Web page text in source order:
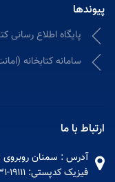
پیوندها
پایگاه اطلاع رسانی
سامانه کتابخانه
ارتباط با ما
آدرس : سمنان
فیزیک کدپستی: 19111-35131